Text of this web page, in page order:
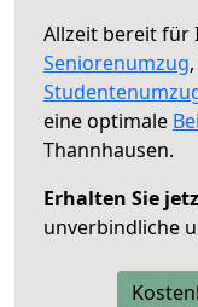
Allzeit bereit für
Seniorenumzug,
eine optimale
Thannhausen.
Erhalten Sie
unverbindliche